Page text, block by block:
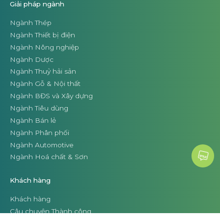
Giải pháp ngành
Ngành Thép
Ngành Thiết bị điện
Ngành Nông nghiệp
Ngành Dược
Ngành Thuỷ hải sản
Ngành Gỗ & Nội thất
Ngành BĐS và Xây dựng
Ngành Tiêu dùng
Ngành Bán lẻ
Ngành Phân phối
Ngành Automotive
Ngành Hoá chất & Sơn
Khách hàng
Khách hàng
Câu chuyện Thành công